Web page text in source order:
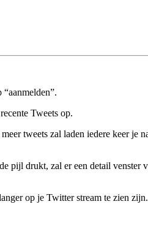
Tweets op.
tweets zal laden iedere keer je
pijl drukt, zal er een detail venster
op je Twitter stream te zien zijn.